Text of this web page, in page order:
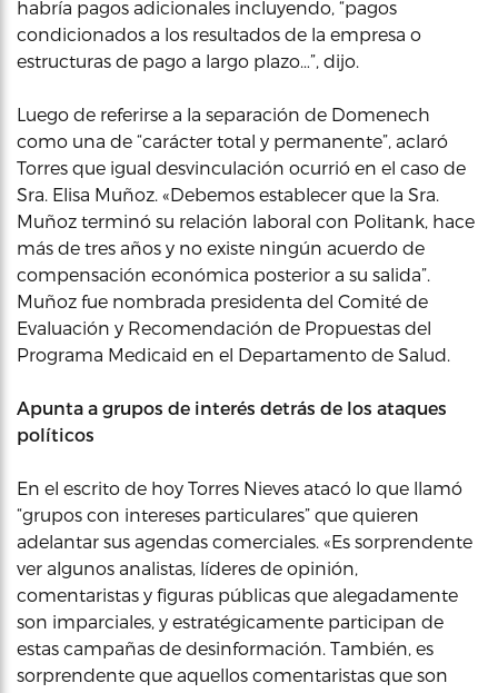
habría pagos adicionales incluyendo, “pagos
condicionados a los resultados de la empresa o
estructuras de pago a largo plazo…”, dijo.
Luego de referirse a la separación de Domenech
como una de “carácter total y permanente”, aclaró
Torres que igual desvinculación ocurrió en el caso de
Sra. Elisa Muñoz. «Debemos establecer que la Sra.
Muñoz terminó su relación laboral con Politank, hace
más de tres años y no existe ningún acuerdo de
compensación económica posterior a su salida”.
Muñoz fue nombrada presidenta del Comité de
Evaluación y Recomendación de Propuestas del
Programa Medicaid en el Departamento de Salud.
Apunta a grupos de interés detrás de los ataques
políticos
En el escrito de hoy Torres Nieves atacó lo que llamó
“grupos con intereses particulares” que quieren
adelantar sus agendas comerciales. «Es sorprendente
ver algunos analistas, líderes de opinión,
comentaristas y figuras públicas que alegadamente
son imparciales, y estratégicamente participan de
estas campañas de desinformación. También, es
sorprendente que aquellos comentaristas que son